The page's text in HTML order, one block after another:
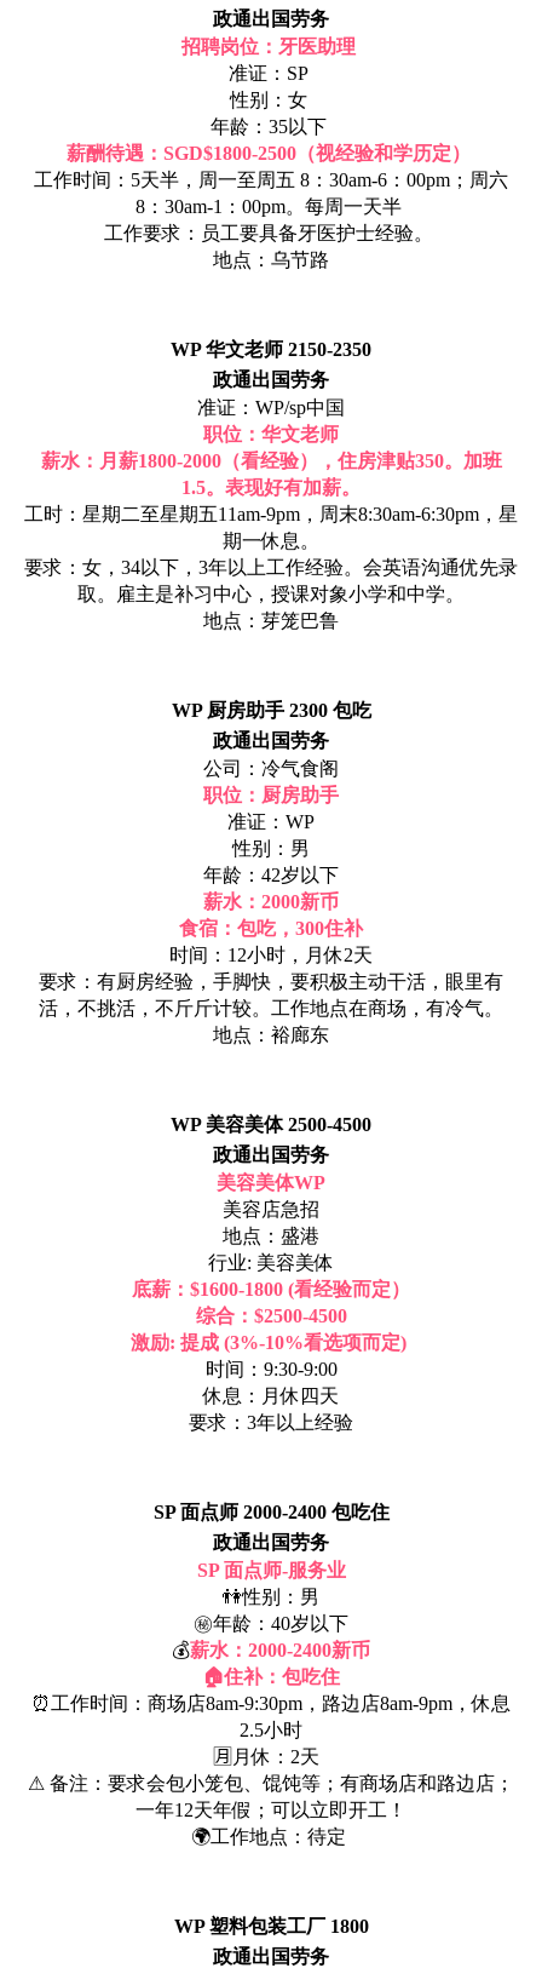
政通出国劳务
招聘岗位：牙医助理
准证：SP
性别：女
年龄：35以下
薪酬待遇：SGD$1800-2500（视经验和学历定）
工作时间：5天半，周一至周五 8：30am-6：00pm；周六
8：30am-1：00pm。每周一天半
工作要求：员工要具备牙医护士经验。
地点：乌节路
WP 华文老师 2150-2350
政通出国劳务
准证：WP/sp中国
职位：华文老师
薪水：月薪1800-2000（看经验），住房津贴350。加班
1.5。表现好有加薪。
工时：星期二至星期五11am-9pm，周末8:30am-6:30pm，星
期一休息。
要求：女，34以下，3年以上工作经验。会英语沟通优先录
取。雇主是补习中心，授课对象小学和中学。
地点：芽笼巴鲁
WP 厨房助手 2300 包吃
政通出国劳务
公司：冷气食阁
职位：厨房助手
准证：WP
性别：男
年龄：42岁以下
薪水：2000新币
食宿：包吃，300住补
时间：12小时，月休2天
要求：有厨房经验，手脚快，要积极主动干活，眼里有
活，不挑活，不斤斤计较。工作地点在商场，有冷气。
地点：裕廊东
WP 美容美体 2500-4500
政通出国劳务
美容美体WP
美容店急招
地点：盛港
行业: 美容美体
底薪：$1600-1800 (看经验而定）
综合：$2500-4500
激励: 提成 (3%-10%看选项而定)
时间：9:30-9:00
休息：月休四天
要求：3年以上经验
SP 面点师 2000-2400 包吃住
政通出国劳务
SP 面点师-服务业
👫性别：男
㊙年龄：40岁以下
💰薪水：2000-2400新币
🏠住补：包吃住
⏰工作时间：商场店8am-9:30pm，路边店8am-9pm，休息
2.5小时
🈷月休：2天
⚠ 备注：要求会包小笼包、馄饨等；有商场店和路边店；
一年12天年假；可以立即开工！
🌍工作地点：待定
WP 塑料包装工厂 1800
政通出国劳务